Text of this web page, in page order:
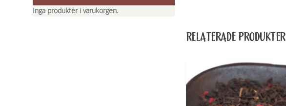
RELATERADE PRODUKTER
Inga produkter i varukorgen.